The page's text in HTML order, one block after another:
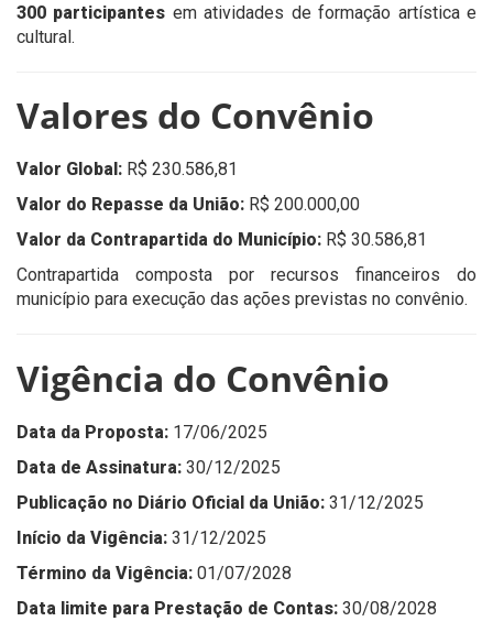
300 participantes em atividades de formação artística e
cultural.
Valores do Convênio
Valor Global: R$ 230.586,81
Valor do Repasse da União: R$ 200.000,00
Valor da Contrapartida do Município: R$ 30.586,81
Contrapartida composta por recursos financeiros do
município para execução das ações previstas no convênio.
Vigência do Convênio
Data da Proposta: 17/06/2025
Data de Assinatura: 30/12/2025
Publicação no Diário Oficial da União: 31/12/2025
Início da Vigência: 31/12/2025
Término da Vigência: 01/07/2028
Data limite para Prestação de Contas: 30/08/2028